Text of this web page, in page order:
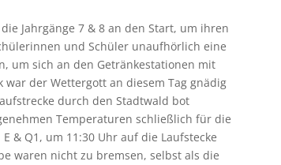
Jahrgänge 7 & 8 an den Start, um ihren
und Schüler unaufhörlich eine
um sich an den Getränkestationen mit
war der Wettergott an diesem Tag gnädig
durch den Stadtwald bot
Temperaturen schließlich für die
& Q1, um 11:30 Uhr auf die Laufstecke
waren nicht zu bremsen, selbst als die